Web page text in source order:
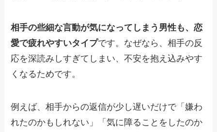
相手の些細な言動が気になってしまう男性も、恋
愛で疲れやすいタイプです。なぜなら、相手の反
応を深読みしすぎてしまい、不安を抱え込みやす
くなるためです。
例えば、相手からの返信が少し遅いだけで「嫌わ
れたのかもしれない」「気に障ることをしたのか